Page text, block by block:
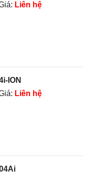
Liên hệ
ION
Liên hệ